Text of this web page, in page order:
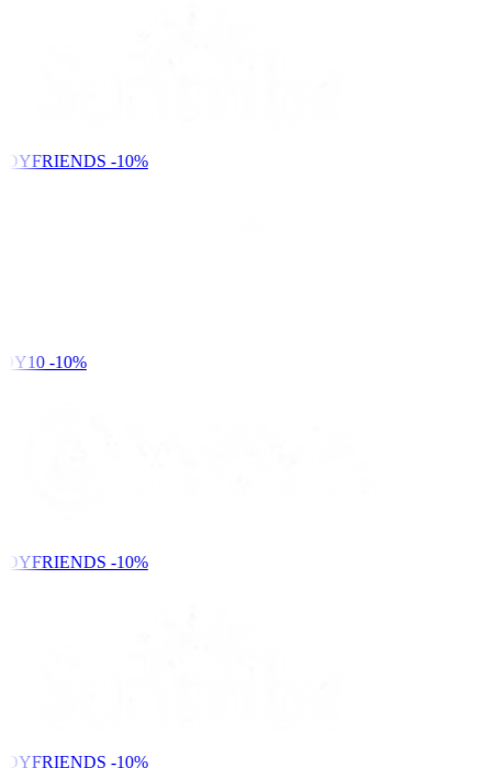
-10%
-10%
-10%
-10%